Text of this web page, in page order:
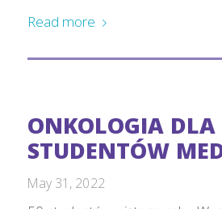
Read more
ONKOLOGIA DLA
STUDENTÓW
May 31, 2022